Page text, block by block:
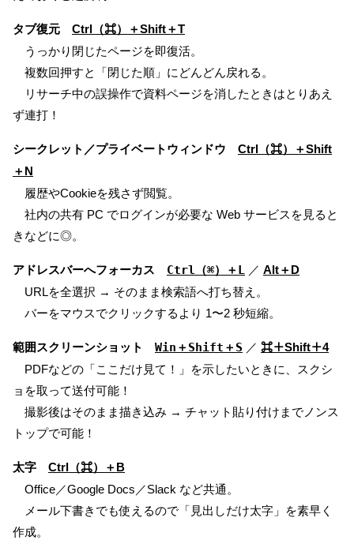
タブ復元
Ctrl（⌘）＋Shift＋T
うっかり閉じたページを即復活。
複数回押すと「閉じた順」にどんどん戻れる。
リサーチ中の誤操作で資料ページを消したときはとりあえ
ず連打！
シークレット／プライベートウィンドウ
Ctrl（⌘）＋Shift
＋N
履歴やCookieを残さず閲覧。
社内の共有 PC でログインが必要な Web サービスを見ると
きなどに◎。
アドレスバーへフォーカス Ctrl（⌘）＋L ／ Alt＋D
URLを全選択 → そのまま検索語へ打ち替え。
バーをマウスでクリックするより 1〜2 秒短縮。
範囲スクリーンショット Win＋Shift＋S ／ ⌘＋Shift＋4
PDFなどの「ここだけ見て！」を示したいときに、スクシ
ョを取って送付可能！
撮影後はそのまま描き込み → チャット貼り付けまでノンス
トップで可能！
太字
Ctrl（⌘）＋B
Office／Google Docs／Slack など共通。
メール下書きでも使えるので「見出しだけ太字」を素早く
作成。